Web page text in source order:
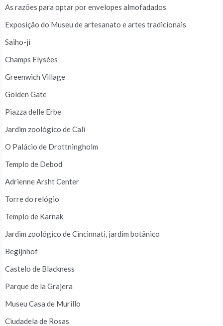
As razões para optar por envelopes almofadados
Exposição do Museu de artesanato e artes tradicionais
Saiho-ji
Champs Elysées
Greenwich Village
Golden Gate
Piazza delle Erbe
Jardim zoológico de Cali
O Palácio de Drottningholm
Templo de Debod
Adrienne Arsht Center
Torre do relógio
Templo de Karnak
Jardim zoológico de Cincinnati, jardim botânico
Begijnhof
Castelo de Blackness
Parque de la Grajera
Museu Casa de Murillo
Ciudadela de Rosas